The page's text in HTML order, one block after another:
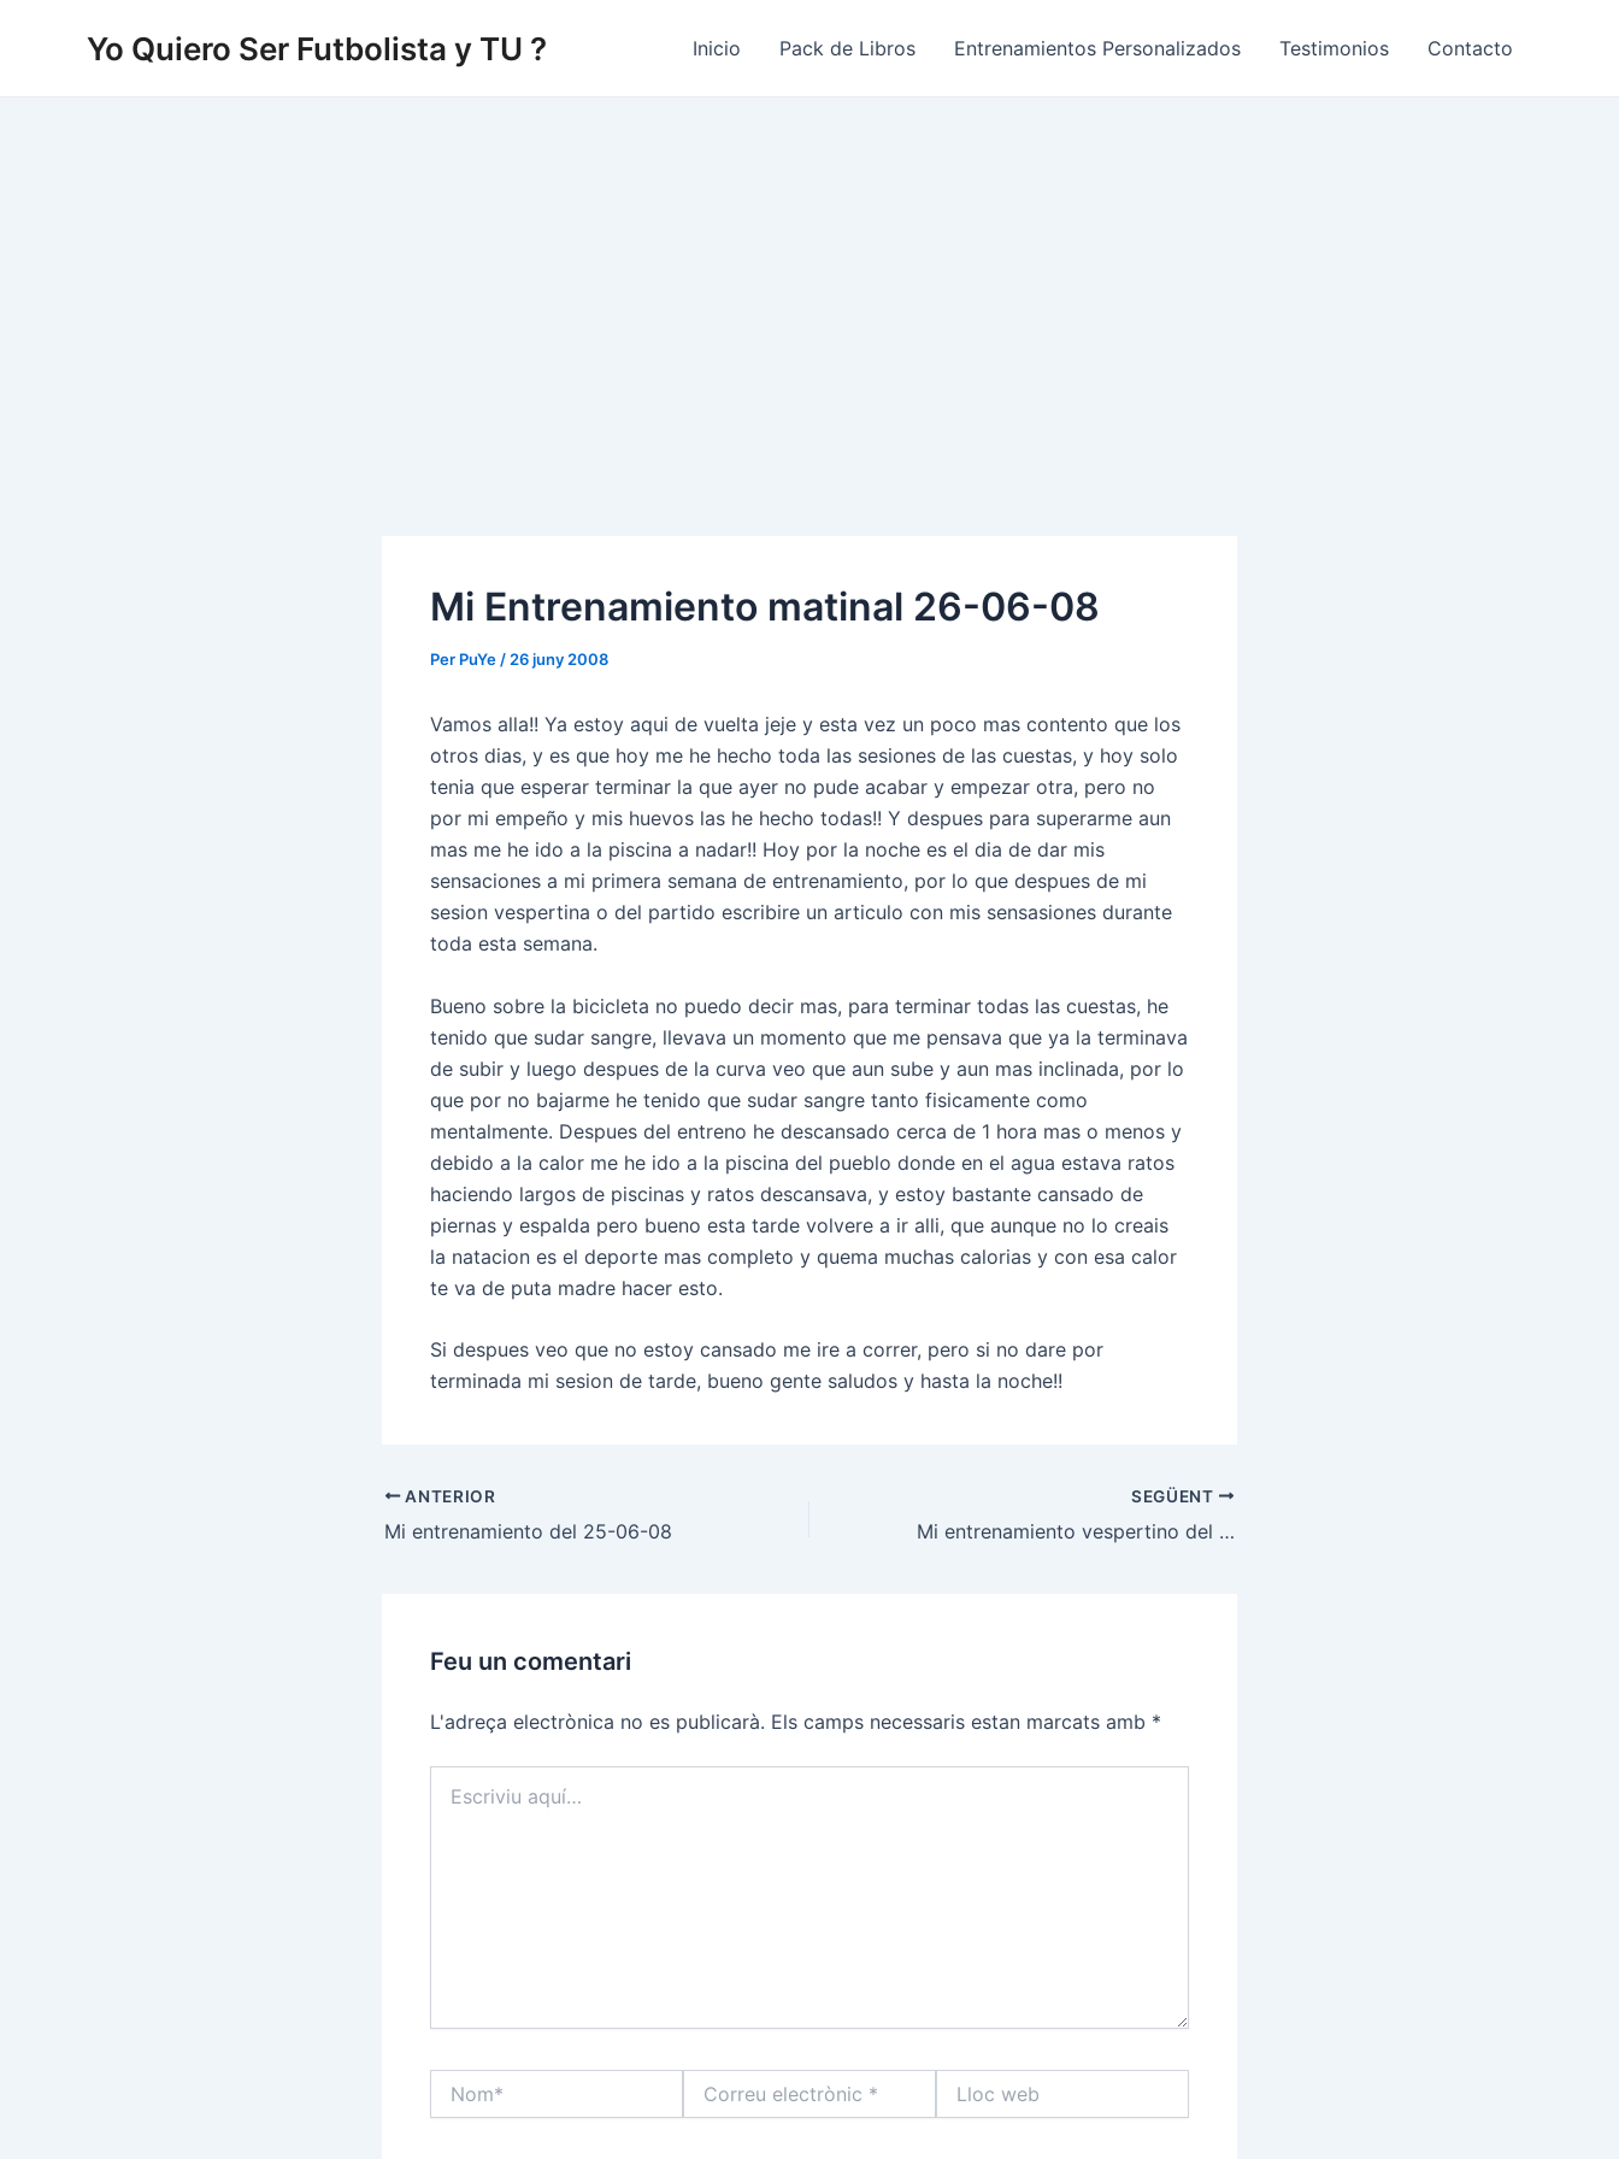
Yo Quiero Ser Futbolista y TU ? Inicio Pack de Libros Entrenamientos Personalizados Testimonios Contacto
Mi Entrenamiento matinal 26-06-08
Per PuYe / 26 juny 2008
Vamos alla!! Ya estoy aqui de vuelta jeje y esta vez un poco mas contento que los
otros dias, y es que hoy me he hecho toda las sesiones de las cuestas, y hoy solo
tenia que esperar terminar la que ayer no pude acabar y empezar otra, pero no
por mi empeño y mis huevos las he hecho todas!! Y despues para superarme aun
mas me he ido a la piscina a nadar!! Hoy por la noche es el dia de dar mis
sensaciones a mi primera semana de entrenamiento, por lo que despues de mi
sesion vespertina o del partido escribire un articulo con mis sensasiones durante
toda esta semana.
Bueno sobre la bicicleta no puedo decir mas, para terminar todas las cuestas, he
tenido que sudar sangre, llevava un momento que me pensava que ya la terminava
de subir y luego despues de la curva veo que aun sube y aun mas inclinada, por lo
que por no bajarme he tenido que sudar sangre tanto fisicamente como
mentalmente. Despues del entreno he descansado cerca de 1 hora mas o menos y
debido a la calor me he ido a la piscina del pueblo donde en el agua estava ratos
haciendo largos de piscinas y ratos descansava, y estoy bastante cansado de
piernas y espalda pero bueno esta tarde volvere a ir alli, que aunque no lo creais
la natacion es el deporte mas completo y quema muchas calorias y con esa calor
te va de puta madre hacer esto.
Si despues veo que no estoy cansado me ire a correr, pero si no dare por
terminada mi sesion de tarde, bueno gente saludos y hasta la noche!!
Navegació
d'entrades
ANTERIOR
Mi entrenamiento del 25-06-08
SEGÜENT
Mi entrenamiento vespertino del 26-06-08
Feu un comentari
L'adreça electrònica no es publicarà. Els camps necessaris estan marcats amb *
aquí…
electrònic
web